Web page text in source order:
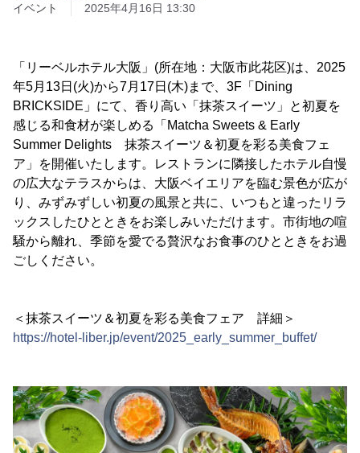
イベント
2025年4月16日 13:30
「リーベルホテル大阪」(所在地：大阪市此花区)は、2025
年5月13日(火)から7月17日(木)まで、3F「Dining
BRICKSIDE」にて、香り高い「抹茶スイーツ」と初夏を
感じる和食材が楽しめる「Matcha Sweets & Early
Summer Delights 抹茶スイーツ＆初夏を彩る美食フェ
ア」を開催いたします。レストランに隣接したホテル自慢
の広大なテラスからは、大阪ベイエリアを臨む景色が広が
り、みずみずしい初夏の風景と共に、いつもと違ったリラ
ックスしたひとときをお楽しみいただけます。市街地の喧
騒から離れ、季節を愛でる贅沢なお食事のひとときをお過
ごしください。
＜抹茶スイーツ＆初夏を彩る美食フェア 詳細＞
https://hotel-liber.jp/event/2025_early_summer_buffet/